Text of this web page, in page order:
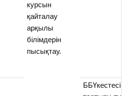
курсын
қайталау
арқылы
білімдерін
пысықтау.